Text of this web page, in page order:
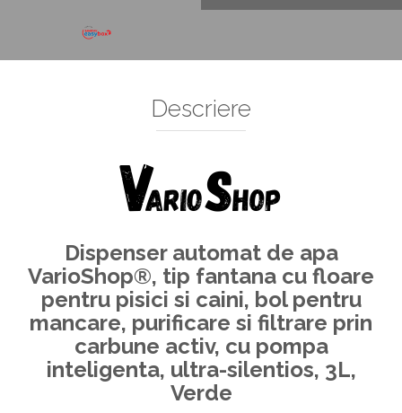
Accesorii decorative
Ceasuri decorative
Descriere
Dispenser automat de apa
VarioShop®, tip fantana cu floare
pentru pisici si caini, bol pentru
mancare, purificare si filtrare prin
carbune activ, cu pompa
inteligenta, ultra-silentios, 3L,
Verde